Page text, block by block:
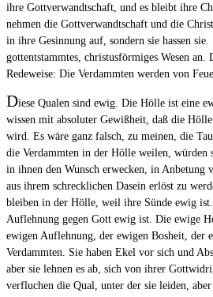
ihre Gottverwandtschaft, und es bleibt ihre
nehmen die Gottverwandtschaft und die
in ihre Gesinnung auf, sondern sie hassen
gottentstammtes, christusförmiges Wesen an.
Redeweise: Die Verdammten werden von
Diese Qualen sind ewig. Die Hölle ist eine
wissen mit absoluter Gewißheit, daß die
wird. Es wäre ganz falsch, zu meinen, die
die Verdammten in der Hölle weilen, würden
in ihnen den Wunsch erwecken, in Anbetung
aus ihrem schrecklichen Dasein erlöst zu
bleiben in der Hölle, weil ihre Sünde ewig
Auflehnung gegen Gott ewig ist. Die ewige
ewigen Auflehnung, der ewigen Bosheit, der
Verdammten. Sie haben Ekel vor sich und
aber sie lehnen es ab, sich von ihrer
verfluchen die Qual, unter der sie leiden,